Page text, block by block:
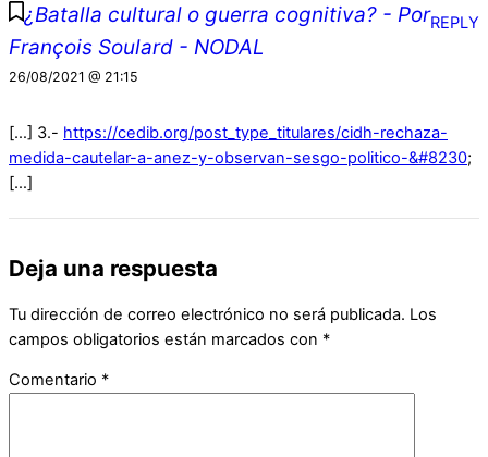
¿Batalla cultural o guerra cognitiva? - Por
François Soulard - NODAL
26/08/2021 @ 21:15
[…] 3.- https://cedib.org/post_type_titulares/cidh-rechaza-
medida-cautelar-a-anez-y-observan-sesgo-politico-&#8230;
[…]
REPLY
Deja una respuesta
Tu dirección de correo electrónico no será publicada. Los
campos obligatorios están marcados con *
Comentario *